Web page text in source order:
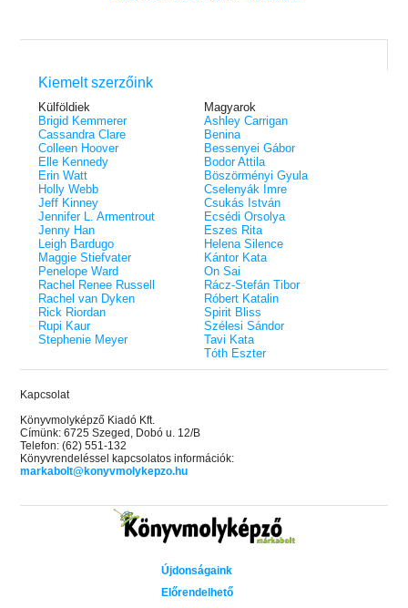
Kiemelt szerzőink
Külföldiek
Brigid Kemmerer
Cassandra Clare
Colleen Hoover
Elle Kennedy
Erin Watt
Holly Webb
Jeff Kinney
Jennifer L. Armentrout
Jenny Han
Leigh Bardugo
Maggie Stiefvater
Penelope Ward
Rachel Renee Russell
Rachel van Dyken
Rick Riordan
Rupi Kaur
Stephenie Meyer
Magyarok
Ashley Carrigan
Benina
Bessenyei Gábor
Bodor Attila
Böszörményi Gyula
Cselenyák Imre
Csukás István
Ecsédi Orsolya
Eszes Rita
Helena Silence
Kántor Kata
On Sai
Rácz-Stefán Tibor
Róbert Katalin
Spirit Bliss
Szélesi Sándor
Tavi Kata
Tóth Eszter
Kapcsolat
Könyvmolyképző Kiadó Kft.
Címünk: 6725 Szeged, Dobó u. 12/B
Telefon: (62) 551-132
Könyvrendeléssel kapcsolatos információk:
markabolt@konyvmolykepzo.hu
Újdonságaink
Előrendelhető